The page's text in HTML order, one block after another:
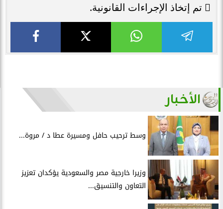
 تم إتخاذ الإجراءات القانونية.
الأخبار
وسط ترحيب حافل ومسيرة عطا د / مروة...
وزيرا خارجية مصر والسعودية يؤكدان تعزيز
التعاون والتنسيق...